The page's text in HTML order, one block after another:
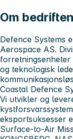
Om bedriften
Defence Systems
Aerospace AS.
og teknologisk
Coastal Defence
Vi utvikler og
eksportsuksesser
Surface-to-Air